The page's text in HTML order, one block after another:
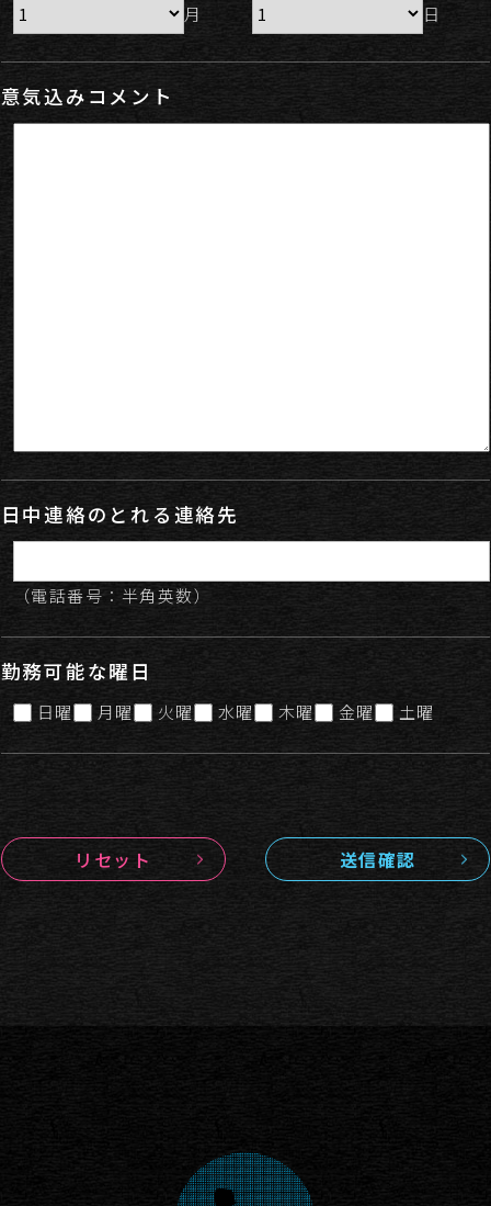
月
日
意気込みコメント
日中連絡のとれる連絡先
（電話番号：半角英数）
勤務可能な曜日
日曜 月曜 火曜 水曜 木曜 金曜 土曜
リセット 送信確認